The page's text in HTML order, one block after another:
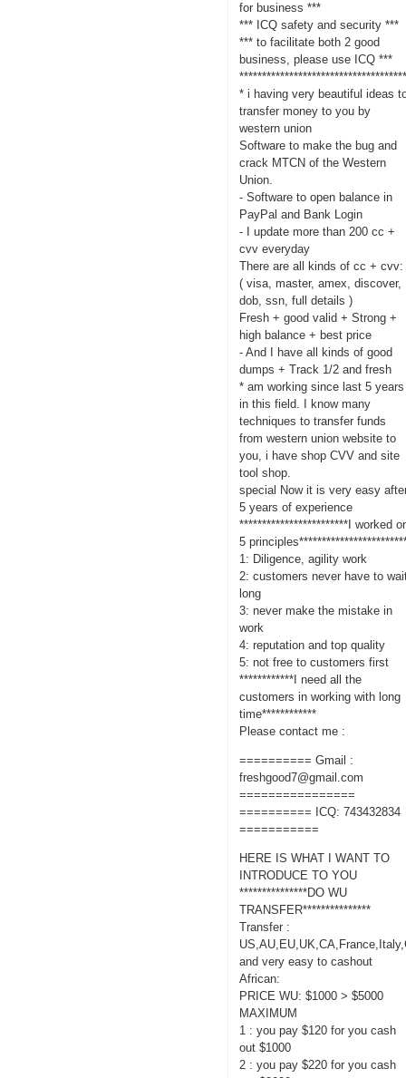
for business ***
*** ICQ safety and security ***
*** to facilitate both 2 good
business, please use ICQ ***
* i having very beautiful ideas
transfer money to you by
western union
Software to make the bug and
crack MTCN of the Western
Union.
- Software to open balance in
PayPal and Bank Login
- I update more than 200 cc +
cvv everyday
There are all kinds of cc + cvv:
( visa, master, amex, discover,
dob, ssn, full details )
Fresh + good valid + Strong +
high balance + best price
- And I have all kinds of good
dumps + Track 1/2 and fresh
* am working since last 5 years
in this field. I know many
techniques to transfer funds
from western union website to
you, i have shop CVV and site
tool shop.
special Now it is very easy
5 years of experience
************************I worked
5
1: Diligence, agility work
2: customers never have to
long
3: never make the mistake in
work
4: reputation and top quality
5: not free to customers first
************I need all the
customers in working with long
time************
Please contact me :
========== Gmail :
freshgood7@gmail.com
================
========== ICQ: 743432834
===========
HERE IS WHAT I WANT TO
INTRODUCE TO YOU
***************DO WU
TRANSFER***************
Transfer :
and very easy to cashout
African:
PRICE WU: $1000 > $5000
MAXIMUM
1 : you pay $120 for you cash
out $1000
2 : you pay $220 for you cash